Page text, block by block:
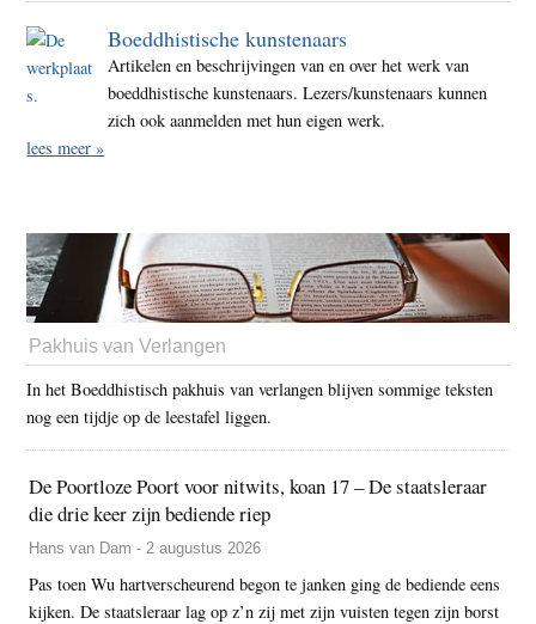
Boeddhistische kunstenaars
Artikelen en beschrijvingen van en over het werk van
boeddhistische kunstenaars. Lezers/kunstenaars kunnen
zich ook aanmelden met hun eigen werk.
lees meer »
Pakhuis van Verlangen
In het Boeddhistisch pakhuis van verlangen blijven sommige teksten
nog een tijdje op de leestafel liggen.
De Poortloze Poort voor nitwits, koan 17 – De staatsleraar
die drie keer zijn bediende riep
Hans van Dam - 2 augustus 2026
Pas toen Wu hartverscheurend begon te janken ging de bediende eens
kijken. De staatsleraar lag op z’n zij met zijn vuisten tegen zijn borst